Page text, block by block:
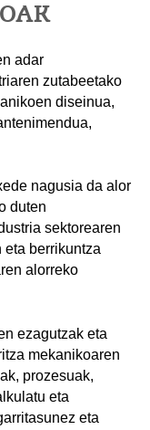
adar
zutabeetako
diseinua,
nagusia da alor
duten
sektorearen
eta berrikuntza
alorreko
ezagutzak eta
mekanikoaren
prozesuak,
eta
eta